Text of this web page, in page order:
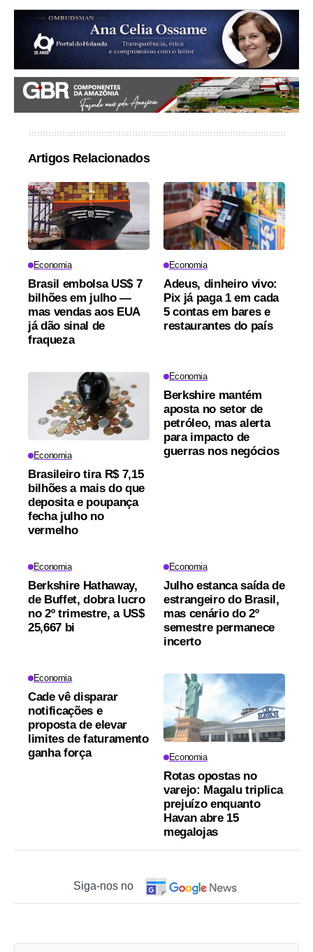
Artigos Relacionados
Economia
Brasil embolsa US$ 7
bilhões em julho —
mas vendas aos EUA
já dão sinal de
fraqueza
Economia
Adeus, dinheiro vivo:
Pix já paga 1 em cada
5 contas em bares e
restaurantes do país
Economia
Brasileiro tira R$ 7,15
bilhões a mais do que
deposita e poupança
fecha julho no
vermelho
Economia
Berkshire mantém
aposta no setor de
petróleo, mas alerta
para impacto de
guerras nos negócios
Economia
Berkshire Hathaway,
de Buffet, dobra lucro
no 2º trimestre, a US$
25,667 bi
Economia
Julho estanca saída de
estrangeiro do Brasil,
mas cenário do 2º
semestre permanece
incerto
Economia
Cade vê disparar
notificações e
proposta de elevar
limites de faturamento
ganha força
Economia
Rotas opostas no
varejo: Magalu triplica
prejuízo enquanto
Havan abre 15
megalojas
Siga-nos no